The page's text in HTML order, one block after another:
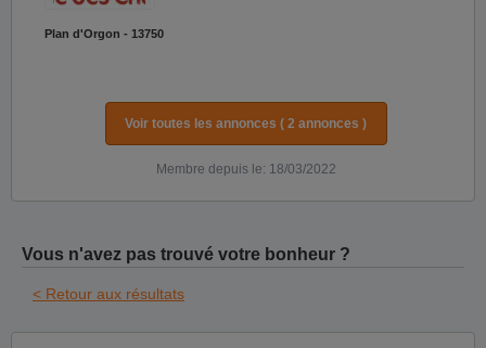
Plan d'Orgon - 13750
Voir toutes les annonces ( 2 annonces )
Membre depuis le: 18/03/2022
Vous n'avez pas trouvé votre bonheur ?
< Retour aux résultats